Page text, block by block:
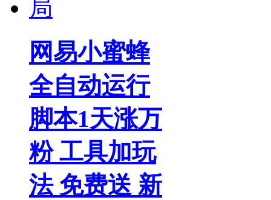
网易小蜜蜂
全自动运行
脚本1天涨万
粉 工具加玩
法 免费送 新